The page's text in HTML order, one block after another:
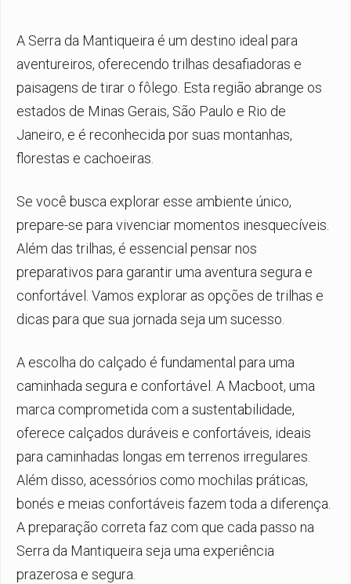
A Serra da Mantiqueira é um destino ideal para
aventureiros, oferecendo trilhas desafiadoras e
paisagens de tirar o fôlego. Esta região abrange os
estados de Minas Gerais, São Paulo e Rio de
Janeiro, e é reconhecida por suas montanhas,
florestas e cachoeiras.
Se você busca explorar esse ambiente único,
prepare-se para vivenciar momentos inesquecíveis.
Além das trilhas, é essencial pensar nos
preparativos para garantir uma aventura segura e
confortável. Vamos explorar as opções de trilhas e
dicas para que sua jornada seja um sucesso.
A escolha do calçado é fundamental para uma
caminhada segura e confortável. A Macboot, uma
marca comprometida com a sustentabilidade,
oferece calçados duráveis e confortáveis, ideais
para caminhadas longas em terrenos irregulares.
Além disso, acessórios como mochilas práticas,
bonés e meias confortáveis fazem toda a diferença.
A preparação correta faz com que cada passo na
Serra da Mantiqueira seja uma experiência
prazerosa e segura.